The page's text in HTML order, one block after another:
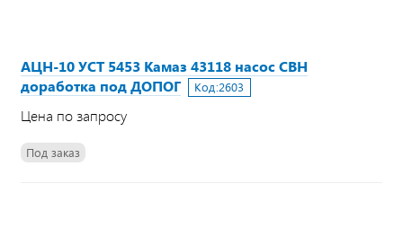
АЦН-10 УСТ 5453 Камаз 43118 насос СВН
доработка под ДОПОГ
Код:2603
Цена по запросу
Под заказ